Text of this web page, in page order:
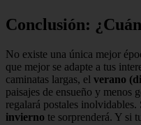
Conclusión:
No existe una única mejor
que mejor se adapte a tus
caminatas largas, el verano
paisajes de ensueño y menos
regalará postales
invierno te sorprenderá. Y si